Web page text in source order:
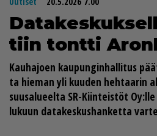
tiin tont­ti
Kau­ha­jo­en kau­pun­gin­hal­li­tus
ta hie­man yli kuu­den heh­taa­rin
suu­sa­lu­eel­ta SR-Kiin­teis­töt
lu­kuun da­ta­kes­kus­han­ket­ta